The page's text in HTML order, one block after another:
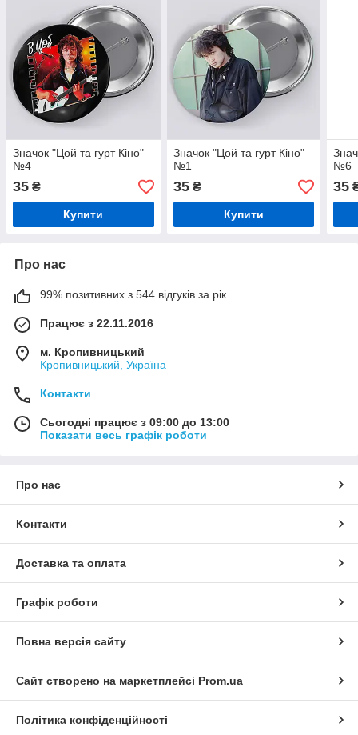
Значок "Цой та гурт Кіно"
№4
35 ₴
Купити
Значок "Цой та гурт Кіно"
№1
35₴
Купити
№6
35
Про нас
99% позитивних з 544 відгуків за рік
Працює з 22.11.2016
м. Кропивницький
Кропивницький, Україна
Контакти
Сьогодні працює з 09:00 до 13:00
Показати весь графік роботи
Про нас
Контакти
Доставка та оплата
Графік роботи
Повна версія сайту
Сайт створено на маркетплейсі Prom.ua
Політика конфіденційності